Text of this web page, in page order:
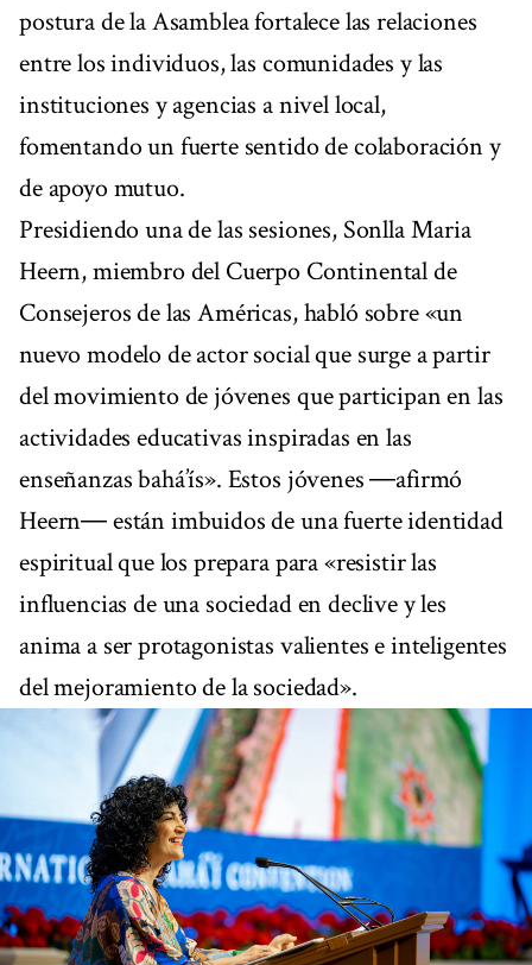
postura de la Asamblea fortalece las relaciones
entre los individuos, las comunidades y las
instituciones y agencias a nivel local,
fomentando un fuerte sentido de colaboración y
de apoyo mutuo.
Presidiendo una de las sesiones, Sonlla Maria
Heern, miembro del Cuerpo Continental de
Consejeros de las Américas, habló sobre «un
nuevo modelo de actor social que surge a partir
del movimiento de jóvenes que participan en las
actividades educativas inspiradas en las
enseñanzas bahá’ís». Estos jóvenes ―afirmó
Heern― están imbuidos de una fuerte identidad
espiritual que los prepara para «resistir las
influencias de una sociedad en declive y les
anima a ser protagonistas valientes e inteligentes
del mejoramiento de la sociedad».